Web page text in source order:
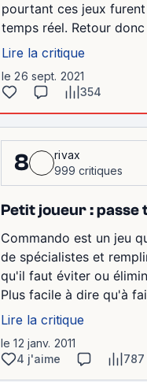
pourtant ces jeux
temps réel. Retour
Lire la critique
le 26 sept. 2021
354
8
rivax
999 critiques
Petit joueur : passe
Commando est un jeu
de spécialistes et
qu'il faut éviter ou
Plus facile à dire qu'à
Lire la critique
le 12 janv. 2011
4 j'aime
787